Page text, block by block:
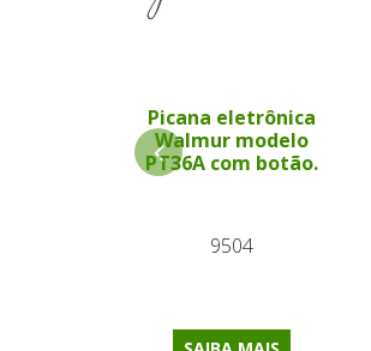
Picana eletrônica
Walmur modelo
PT36A com botão.
9504